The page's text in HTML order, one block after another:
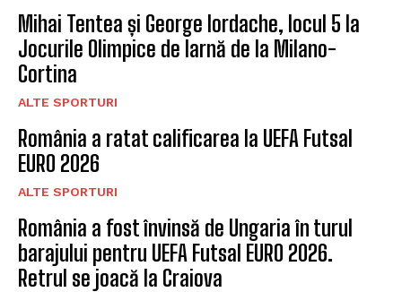
Mihai Tentea și George Iordache, locul 5 la
Jocurile Olimpice de Iarnă de la Milano-
Cortina
ALTE SPORTURI
România a ratat calificarea la UEFA Futsal
EURO 2026
ALTE SPORTURI
România a fost învinsă de Ungaria în turul
barajului pentru UEFA Futsal EURO 2026.
Retrul se joacă la Craiova